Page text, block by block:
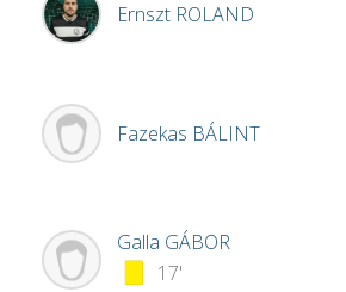
Ernszt ROLAND
Fazekas BÁLINT
Galla GÁBOR
17'